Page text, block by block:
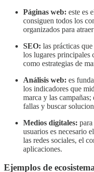
Páginas web: este es
consiguen todos los
organizados para
SEO: las prácticas
los lugares principales
como estrategias de
Análisis web: es
los indicadores que
marca y las
fallas y buscar
Medios digitales:
usuarios es necesario
las redes sociales, el
aplicaciones.
Ejemplos de